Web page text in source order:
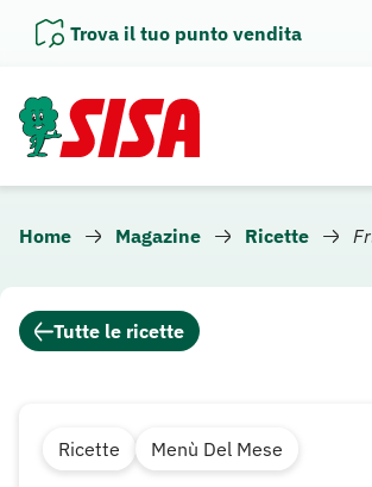
Trova il tuo punto vendita
Home Magazine Ricette
Tutte le ricette
Ricette Menù Del Mese